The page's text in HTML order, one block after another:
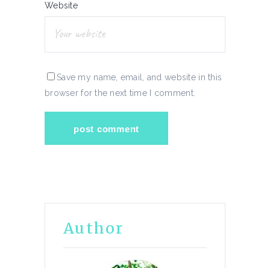
Website
Save my name, email, and website in this
browser for the next time I comment.
Author